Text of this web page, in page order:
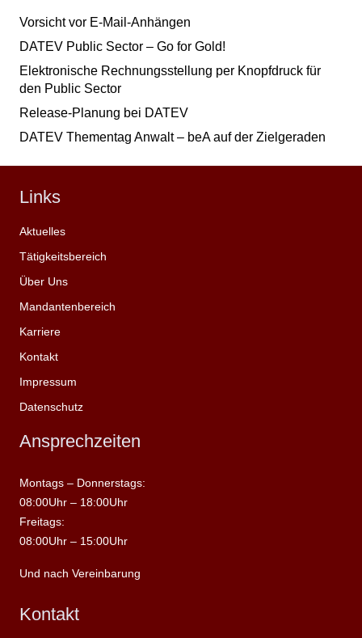
Vorsicht vor E-Mail-Anhängen
DATEV Public Sector – Go for Gold!
Elektronische Rechnungsstellung per Knopfdruck für
den Public Sector
Release-Planung bei DATEV
DATEV Thementag Anwalt – beA auf der Zielgeraden
Links
Aktuelles
Tätigkeitsbereich
Über Uns
Mandantenbereich
Karriere
Kontakt
Impressum
Datenschutz
Ansprechzeiten
Montags – Donnerstags:
08:00Uhr – 18:00Uhr
Freitags:
08:00Uhr – 15:00Uhr
Und nach Vereinbarung
Kontakt